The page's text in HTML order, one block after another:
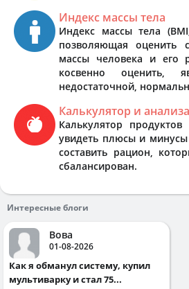
Индекс массы тела
Индекс массы тела
позволяющая оценить
массы человека и его
косвенно оценить,
недостаточной,
Калькулятор и
Калькулятор
увидеть плюсы и
составить рацион,
сбалансирован.
Интересные блоги
Вова
01-08-2026
Как я обманул систему, купил
мультиварку и стал 75...